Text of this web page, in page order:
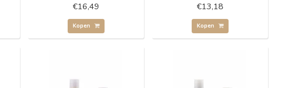
€16,49
Kopen
€13,18
Kopen